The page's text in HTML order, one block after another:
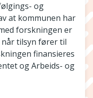
og
at kommunen har
forskningen er
tilsyn fører til
finansieres
og Arbeids- og